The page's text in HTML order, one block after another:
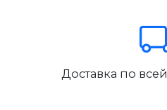
Доставка по